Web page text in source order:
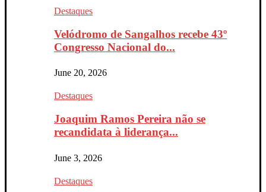
Destaques
Velódromo de Sangalhos recebe 43º
Congresso Nacional do...
June 20, 2026
Destaques
Joaquim Ramos Pereira não se
recandidata à liderança...
June 3, 2026
Destaques